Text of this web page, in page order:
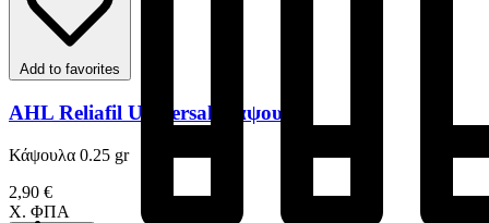
Add to favorites
AHL Reliafil Universal Κάψουλες
Κάψουλα 0.25 gr
2,90 €
Χ. ΦΠΑ